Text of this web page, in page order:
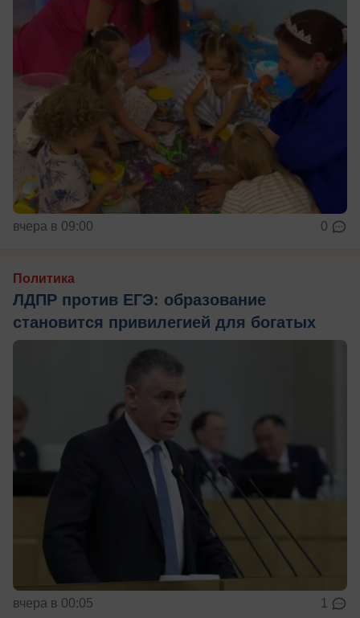
вчера в 09:00 0
Политика
ЛДПР против ЕГЭ: образование
становится привилегией для богатых
вчера в 00:05 1